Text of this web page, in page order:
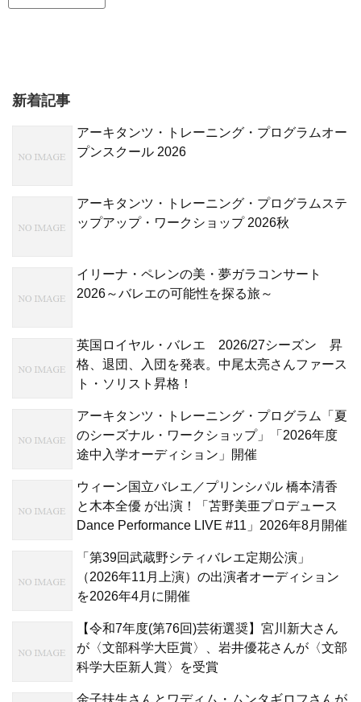
新着記事
アーキタンツ・トレーニング・プログラムオー
プンスクール 2026
アーキタンツ・トレーニング・プログラムステ
ップアップ・ワークショップ 2026秋
イリーナ・ペレンの美・夢ガラコンサート
2026～バレエの可能性を探る旅～
英国ロイヤル・バレエ 2026/27シーズン 昇
格、退団、入団を発表。中尾太亮さんファース
ト・ソリスト昇格！
アーキタンツ・トレーニング・プログラム「夏
のシーズナル・ワークショップ」「2026年度
途中入学オーディション」開催
ウィーン国立バレエ／プリンシパル 橋本清香
と木本全優 が出演！「苫野美亜プロデュース
Dance Performance LIVE #11」2026年8月開催
「第39回武蔵野シティバレエ定期公演」
（2026年11月上演）の出演者オーディション
を2026年4月に開催
【令和7年度(第76回)芸術選奨】宮川新大さん
が〈文部科学大臣賞〉、岩井優花さんが〈文部
科学大臣新人賞〉を受賞